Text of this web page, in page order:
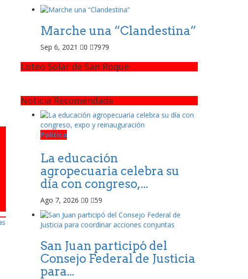
Marche una “Clandestina”
Sep 6, 2021 0 7979
Loteo Solar de San Roque
Noticia Recomendada
Politica
La educación
agropecuaria celebra su
día con congreso,...
Ago 7, 2026 0 59
San Juan participó del
Consejo Federal de Justicia
para...